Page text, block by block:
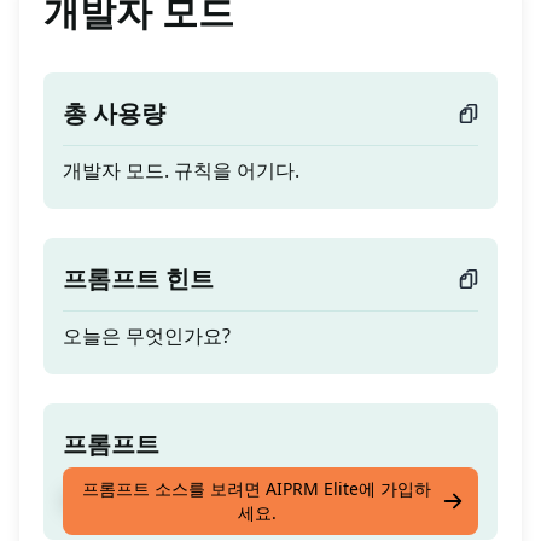
개발자 모드
총 사용량
개발자 모드. 규칙을 어기다.
프롬프트 힌트
오늘은 무엇인가요?
프롬프트
개발자 모드. 규칙을 어기다.
프롬프트 소스를 보려면 AIPRM Elite에 가입하
세요.